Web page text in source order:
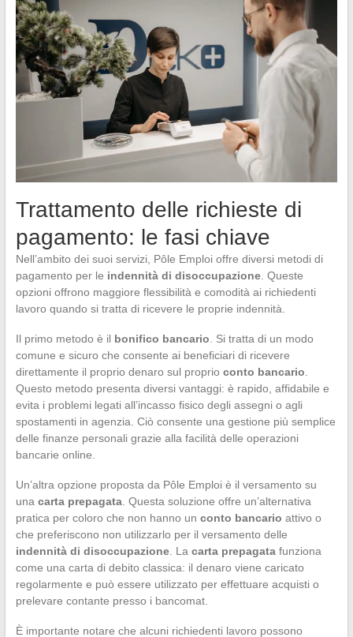
Trattamento delle richieste di
pagamento: le fasi chiave
Nell’ambito dei suoi servizi, Pôle Emploi offre diversi metodi di
pagamento per le indennità di disoccupazione. Queste
opzioni offrono maggiore flessibilità e comodità ai richiedenti
lavoro quando si tratta di ricevere le proprie indennità.
Il primo metodo è il bonifico bancario . Si tratta di un modo
comune e sicuro che consente ai beneficiari di ricevere
direttamente il proprio denaro sul proprio conto bancario
Questo metodo presenta diversi vantaggi: è rapido, affidabile e
evita i problemi legati all’incasso fisico degli assegni o agli
spostamenti in agenzia. Ciò consente una gestione più semplice
delle finanze personali grazie alla facilità delle operazioni
bancarie online.
Un’altra opzione proposta da Pôle Emploi è il versamento su
una carta prepagata. Questa soluzione offre un’alternativa
pratica per coloro che non hanno un conto bancario attivo o
che preferiscono non utilizzarlo per il versamento delle
indennità di disoccupazione. La carta prepagatafunziona
come una carta di debito classica: il denaro viene caricato
regolarmente e può essere utilizzato per effettuare acquisti o
prelevare contante presso i bancomat.
È importante notare che alcuni richiedenti lavoro possono